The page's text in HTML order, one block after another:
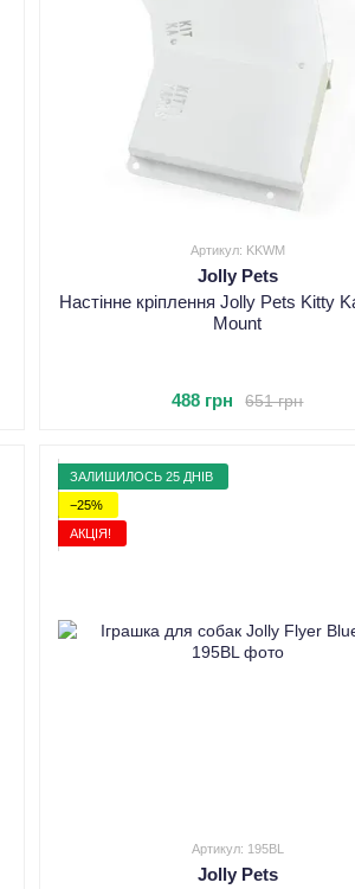
Артикул: KKWM
Jolly Pets
Настінне кріплення Jolly Pets Kitty
Mount
651 грн
488 грн
ЗАЛИШИЛОСЬ 25 ДНІВ
−25%
АКЦІЯ!
Артикул: 195BL
Jolly Pets